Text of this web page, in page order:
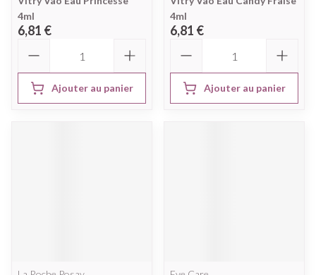
4ml
6,81 €
Ajouter au panier
4ml
6,81 €
Ajouter au panier